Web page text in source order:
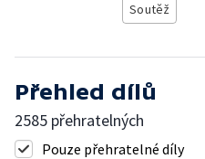
Soutěž
Přehled dílů
2585 přehratelných
Pouze přehratelné díly